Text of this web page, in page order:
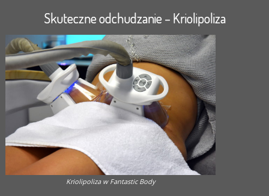
Skuteczne odchudzanie – Kriolipoliza
Kriolipoliza w Fantastic Body